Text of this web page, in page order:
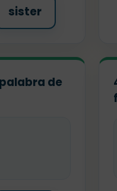
sister
de